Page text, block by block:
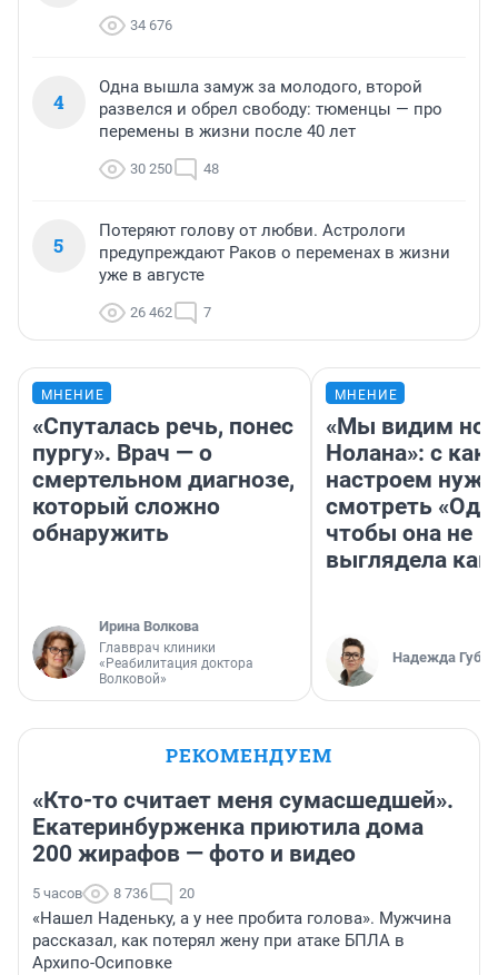
34 676
4
Одна вышла замуж за молодого, второй
развелся и обрел свободу: тюменцы — про
перемены в жизни после 40 лет
30 250 48
5
Потеряют голову от любви. Астрологи
предупреждают Раков о переменах в жизни
уже в августе
26 462 7
МНЕНИЕ
«Спуталась речь, понес
пургу». Врач — о
смертельном диагнозе,
который сложно
обнаружить
Ирина Волкова
Главврач клиники
«Реабилитация доктора
Волковой»
МНЕНИЕ
«Мы видим
Нолана»: с
настроем
смотреть
чтобы она не
выглядела как
Надежда
РЕКОМЕНДУЕМ
«Кто-то считает меня сумасшедшей».
Екатеринбурженка приютила дома
200 жирафов — фото и видео
5 часов 8 736 20
«Нашел Наденьку, а у нее пробита голова». Мужчина
рассказал, как потерял жену при атаке БПЛА в
Архипо-Осиповке